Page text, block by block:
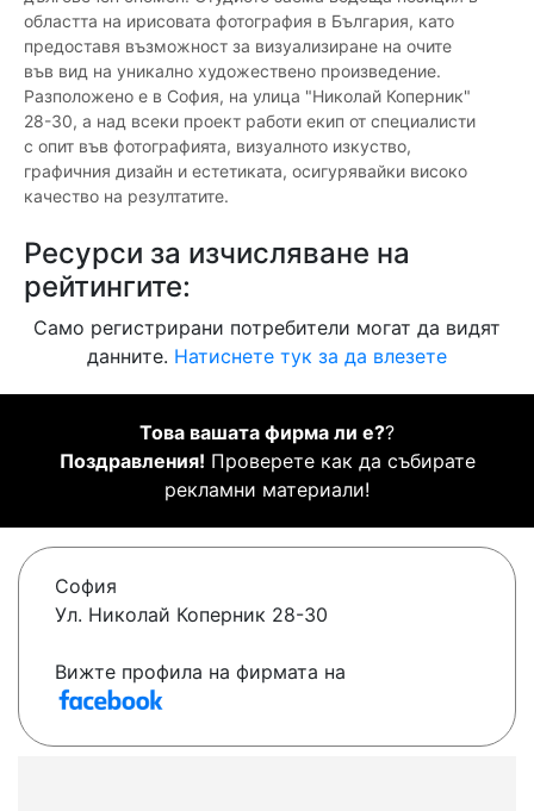
областта на ирисовата фотография в България, като
предоставя възможност за визуализиране на очите
във вид на уникално художествено произведение.
Разположено е в София, на улица "Николай Коперник"
28-30, а над всеки проект работи екип от специалисти
с опит във фотографията, визуалното изкуство,
графичния дизайн и естетиката, осигурявайки високо
качество на резултатите.
Ресурси за изчисляване на
рейтингите:
Само регистрирани потребители могат да видят
данните. Натиснете тук за да влезете
Това вашата фирма ли е??
Поздравления! Проверете как да събирате
рекламни материали!
София
Ул. Николай Коперник 28-30
Вижте профила на фирмата на